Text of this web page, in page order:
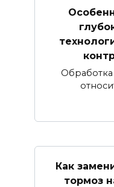
Обработка
Как
тормоз